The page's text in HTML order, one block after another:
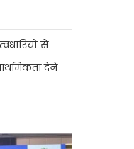
से
देने